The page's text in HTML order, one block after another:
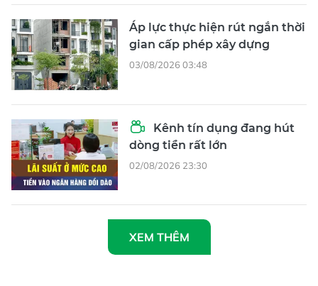
Áp lực thực hiện rút ngắn thời
gian cấp phép xây dựng
03/08/2026 03:48
Kênh tín dụng đang hút
dòng tiền rất lớn
02/08/2026 23:30
XEM THÊM